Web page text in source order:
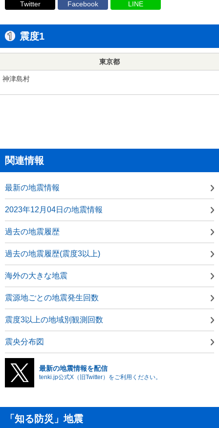
Twitter Facebook LINE
震度1
東京都
神津島村
関連情報
最新の地震情報
2023年12月04日の地震情報
過去の地震履歴
過去の地震履歴(震度3以上)
海外の大きな地震
震源地ごとの地震発生回数
震度3以上の地域別観測回数
震央分布図
最新の地震情報を配信
tenki.jp公式X（旧Twitter）をご利用ください。
「知る防災」地震